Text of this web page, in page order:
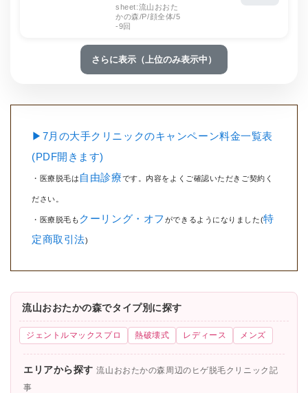
sheet:流山おおた
かの森/P/顔全体/5
-9回
さらに表示（上位のみ表示中）
▶7月の大手クリニックのキャンペーン料金一覧表
(PDF開きます)
・医療脱毛は 自由診療です。内容をよくご確認いただきご契約く
ださい。
・医療脱毛も クーリング・オフ ができるようになりました(特
定商取引法)
流山おおたかの森でタイプ別に探す
ジェントルマックスプロ 熱破壊式 レディース メンズ
エリアから探す流山おおたかの森周辺のヒゲ脱毛クリニック記
事